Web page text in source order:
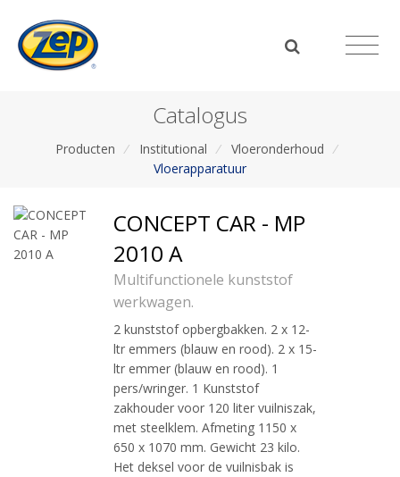
Catalogus
Producten / Institutional / Vloeronderhoud /
Vloerapparatuur
CONCEPT CAR - MP
2010 A
Multifunctionele kunststof
werkwagen.
2 kunststof opbergbakken. 2 x 12-
ltr emmers (blauw en rood). 2 x 15-
ltr emmer (blauw en rood). 1
pers/wringer. 1 Kunststof
zakhouder voor 120 liter vuilniszak,
met steelklem. Afmeting 1150 x
650 x 1070 mm. Gewicht 23 kilo.
Het deksel voor de vuilnisbak is